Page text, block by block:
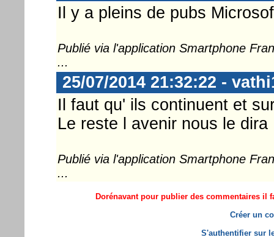
Il y a pleins de pubs
Publié via l'application Smartphone
...
25/07/2014 21:32:22 -
Il faut qu' ils continuent et
Le reste l avenir nous le dira
Publié via l'application Smartphone
...
Dorénavant pour publier des commentaires il
Créer un
S'authentifier sur